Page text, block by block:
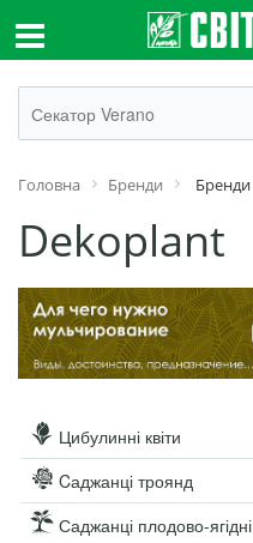
Головна Бренди Бренди
Dekoplant
Цибулинні квіти
Cаджанці троянд
Саджанці плодово-ягідні